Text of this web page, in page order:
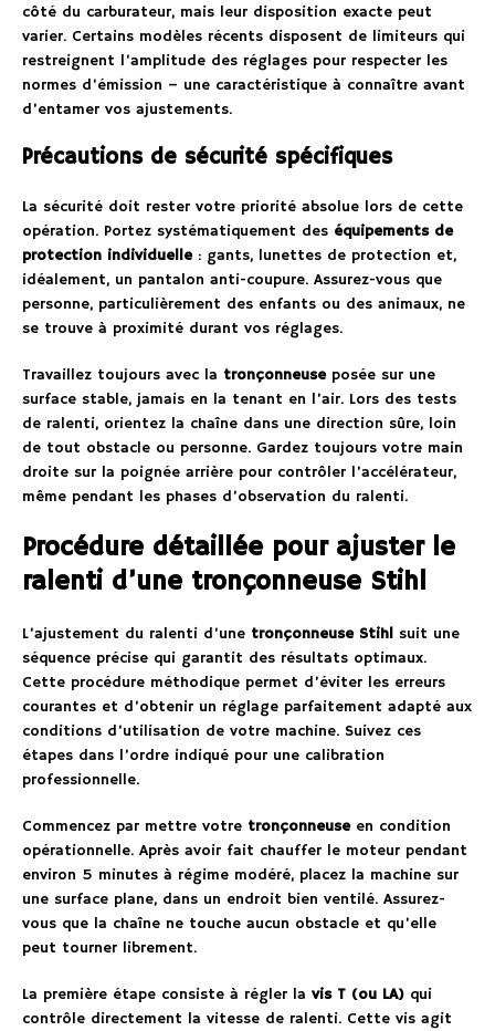
côté du carburateur, mais leur disposition exacte peut
varier. Certains modèles récents disposent de limiteurs qui
restreignent l’amplitude des réglages pour respecter les
normes d’émission – une caractéristique à connaître avant
d’entamer vos ajustements.
Précautions de sécurité spécifiques
La sécurité doit rester votre priorité absolue lors de cette
opération. Portez systématiquement des équipements de
protection individuelle: gants, lunettes de protection et,
idéalement, un pantalon anti-coupure. Assurez-vous que
personne, particulièrement des enfants ou des animaux, ne
se trouve à proximité durant vos réglages.
Travaillez toujours avec la tronçonneuseposée sur une
surface stable, jamais en la tenant en l’air. Lors des tests
de ralenti, orientez la chaîne dans une direction sûre, loin
de tout obstacle ou personne. Gardez toujours votre main
droite sur la poignée arrière pour contrôler l’accélérateur,
même pendant les phases d’observation du ralenti.
Procédure détaillée pour ajuster le
ralenti d’une tronçonneuse Stihl
L’ajustement du ralenti d’une tronçonneuse Stihl suit une
séquence précise qui garantit des résultats optimaux.
Cette procédure méthodique permet d’éviter les erreurs
courantes et d’obtenir un réglage parfaitement adapté aux
conditions d’utilisation de votre machine. Suivez ces
étapes dans l’ordre indiqué pour une calibration
professionnelle.
Commencez par mettre votre tronçonneuseen condition
opérationnelle. Après avoir fait chauffer le moteur pendant
environ 5 minutes à régime modéré, placez la machine sur
une surface plane, dans un endroit bien ventilé. Assurez-
vous que la chaîne ne touche aucun obstacle et qu’elle
peut tourner librement.
La première étape consiste à régler la vis T (ou LA) qui
contrôle directement la vitesse de ralenti. Cette vis agit